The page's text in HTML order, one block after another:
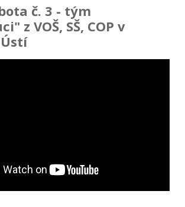
č. 3 - tým
z VOŠ, SŠ, COP v